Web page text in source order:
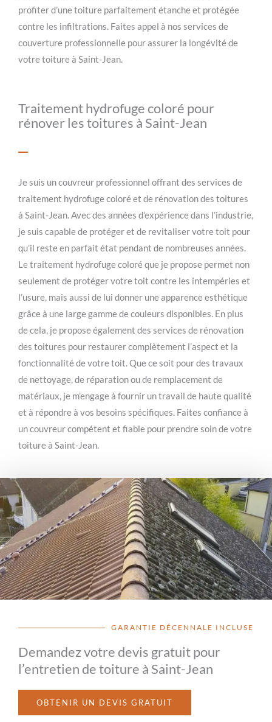
profiter d’une toiture parfaitement étanche et protégée
contre les infiltrations. Faites appel à nos services de
couverture professionnelle pour assurer la longévité de
votre toiture à Saint-Jean.
Traitement hydrofuge coloré pour
rénover les toitures à Saint-Jean
Je suis un couvreur professionnel offrant des services de
traitement hydrofuge coloré et de rénovation des toitures
à Saint-Jean. Avec des années d’expérience dans l’industrie,
je suis capable de protéger et de revitaliser votre toit pour
qu’il reste en parfait état pendant de nombreuses années.
Le traitement hydrofuge coloré que je propose permet non
seulement de protéger votre toit contre les intempéries et
l’usure, mais aussi de lui donner une apparence esthétique
grâce à une large gamme de couleurs disponibles. En plus
de cela, je propose également des services de rénovation
des toitures pour restaurer complètement l’aspect et la
fonctionnalité de votre toit. Que ce soit pour des travaux
de nettoyage, de réparation ou de remplacement de
matériaux, je m’engage à fournir un travail de haute qualité
et à répondre à vos besoins spécifiques. Faites confiance à
un couvreur compétent et fiable pour prendre soin de votre
toiture à Saint-Jean.
GARANTIE DÉCENNALE INCLUSE
Demandez votre devis gratuit pour
l’entretien de toiture à Saint-Jean
OBTENIR UN DEVIS GRATUIT